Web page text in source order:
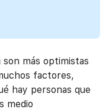
más optimistas
factores,
hay personas que
medio